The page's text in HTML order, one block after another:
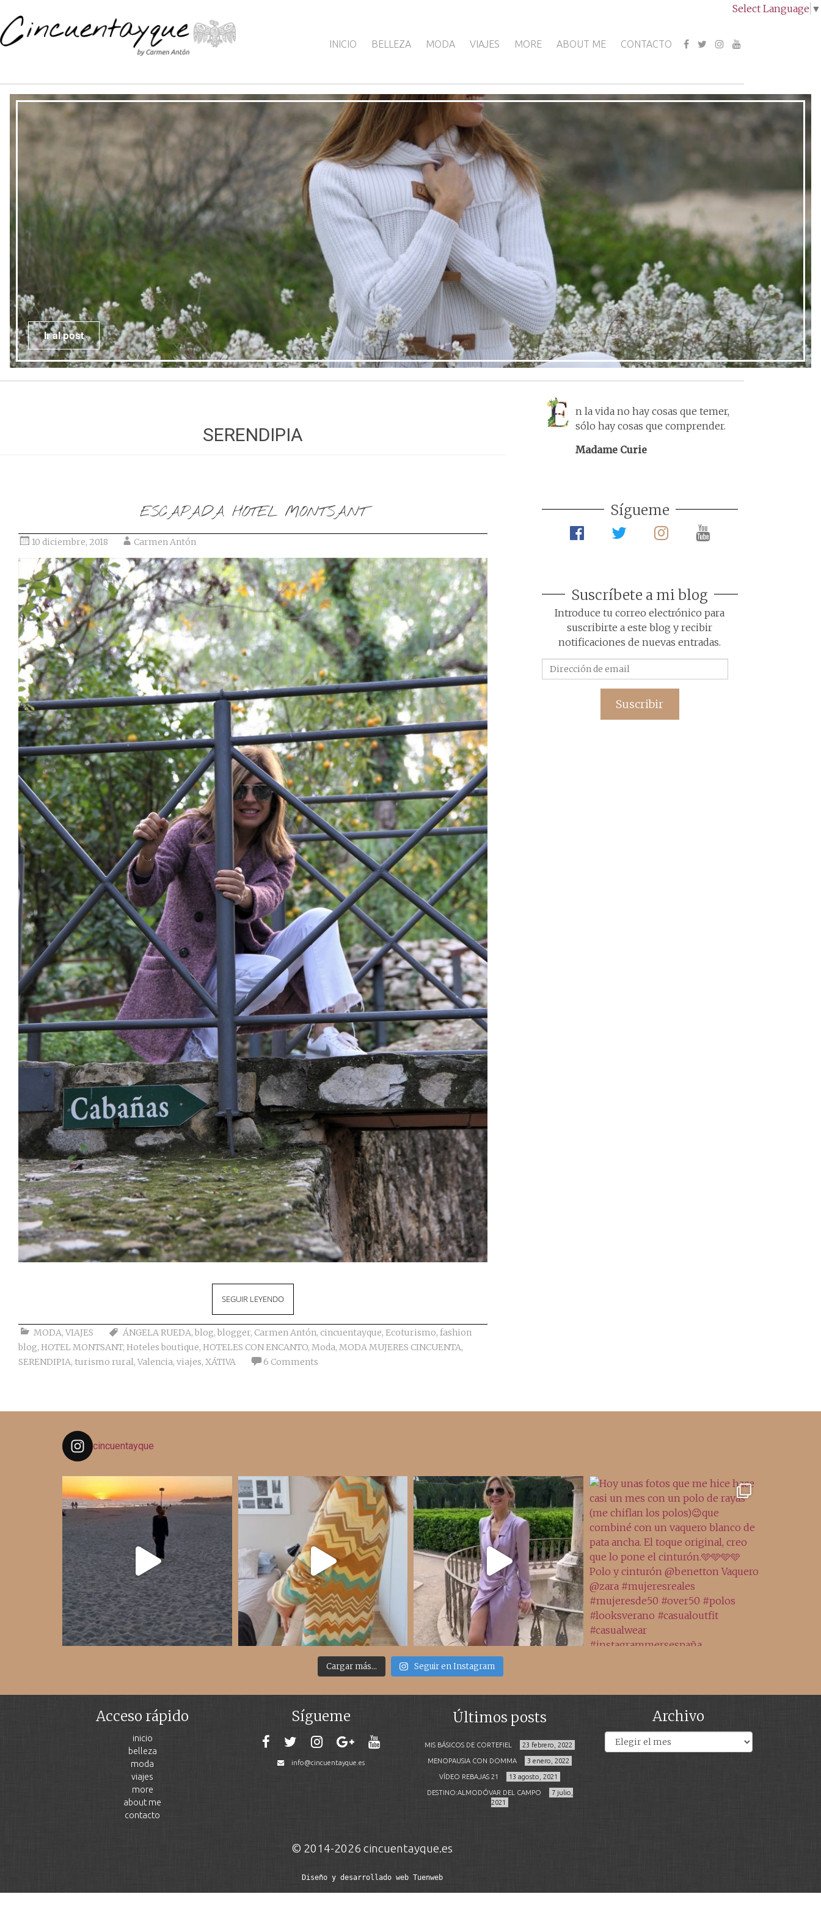
Select Language ▼
INICIO BELLEZA MODA VIAJES MORE ABOUT ME CONTACTO
Ir al post
SERENDIPIA
ESCAPADA HOTEL MONTSANT
10 diciembre, 2018 Carmen Antón
SEGUIR LEYENDO
MODA, VIAJES ÁNGELA RUEDA, blog, blogger, Carmen Antón, cincuentayque, Ecoturismo, fashion
blog, HOTEL MONTSANT, Hoteles boutique, HOTELES CON ENCANTO, Moda, MODA MUJERES CINCUENTA,
SERENDIPIA, turismo rural, Valencia, viajes, XÁTIVA 6 Comments
n la vida no hay cosas que temer,
sólo hay cosas que comprender.
Madame Curie
Sígueme
Suscríbete a mi blog
Introduce tu correo electrónico para
suscribirte a este blog y recibir
notificaciones de nuevas entradas.
de
Suscribir
cincuentayque
Cargar más... Seguir en Instagram
Acceso rápido
inicio
belleza
moda
viajes
more
about me
contacto
Sígueme
info@cincuentayque.es
Últimos posts
MIS BÁSICOS DE CORTEFIEL 23 febrero, 2022
MENOPAUSIA CON DOMMA 3 enero, 2022
VÍDEO REBAJAS 21 13 agosto, 2021
DESTINO:ALMODÓVAR DEL CAMPO
7 julio,
2021
Archivo
© 2014-2026 cincuentayque.es
Diseño y desarrollado web Tuenweb